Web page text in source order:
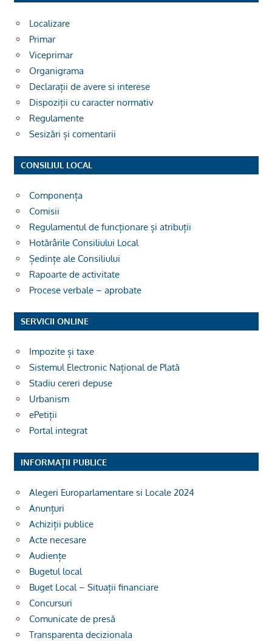
Localizare
Primar
Viceprimar
Organigrama
Declarații de avere si interese
Dispoziții cu caracter normativ
Regulamente
Sesizări și comentarii
CONSILIUL LOCAL
Componența
Comisii
Regulamentul de funcționare și atribuții
Hotărârile Consiliului Local
Ședințe ale Consiliului
Rapoarte de activitate
Procese verbale – aprobate
SERVICII ONLINE
Impozite și taxe
Sistemul Electronic Național de Plată
Stadiu cereri depuse
Urbanism
ePetiții
Portal integrat
INFORMAȚII PUBLICE
Alegeri Europarlamentare si Locale 2024
Anunțuri
Achiziții publice
Acte necesare
Audiențe
Bugetul local
Buget Local – Situații financiare
Concursuri
Comunicate de presă
Transparenta decizionala